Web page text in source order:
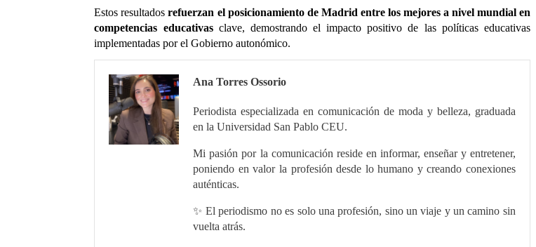
Estos resultadosrefuerzan el posicionamiento de Madrid entre los mejores a nivel mundial en
competencias educativasclave, demostrando el impacto positivo de las políticas educativas
implementadas por el Gobierno autonómico.
Ana Torres Ossorio
Periodista especializada en comunicación de moda y belleza, graduada
en la Universidad San Pablo CEU.
Mi pasión por la comunicación reside en informar, enseñar y entretener,
poniendo en valor la profesión desde lo humano y creando conexiones
auténticas.
✨ El periodismo no es solo una profesión, sino un viaje y un camino sin
vuelta atrás.